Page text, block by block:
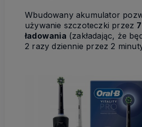
Wbudowany akumulator
używanie szczoteczki przez
ładowania (zakładając, że
2 razy dziennie przez 2